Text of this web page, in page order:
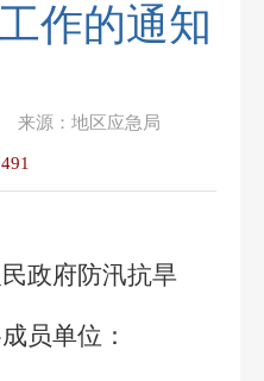
作的通知
来源： 地区应急局
491
政府防汛抗旱
员单位：